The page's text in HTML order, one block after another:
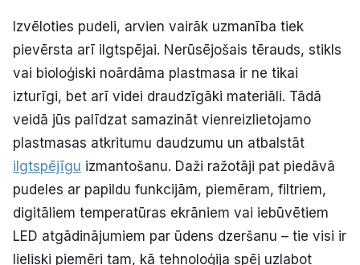
Izvēloties pudeli, arvien vairāk uzmanība tiek
pievērsta arī ilgtspējai. Nerūsējošais tērauds, stikls
vai bioloģiski noārdāma plastmasa ir ne tikai
izturīgi, bet arī videi draudzīgāki materiāli. Tādā
veidā jūs palīdzat samazināt vienreizlietojamo
plastmasas atkritumu daudzumu un atbalstāt
ilgtspējīgu izmantošanu. Daži ražotāji pat piedāvā
pudeles ar papildu funkcijām, piemēram, filtriem,
digitāliem temperatūras ekrāniem vai iebūvētiem
LED atgādinājumiem par ūdens dzeršanu – tie visi ir
lieliski piemēri tam, kā tehnoloģija spēj uzlabot